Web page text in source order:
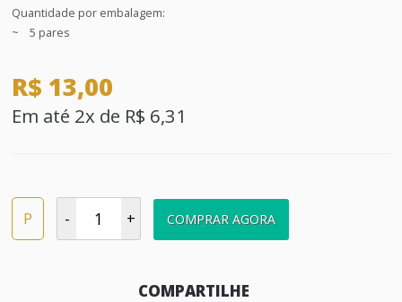
Quantidade por embalagem:
~ 5 pares
R$ 13,00
Em até 2x de R$ 6,31
P - + COMPRAR AGORA
COMPARTILHE